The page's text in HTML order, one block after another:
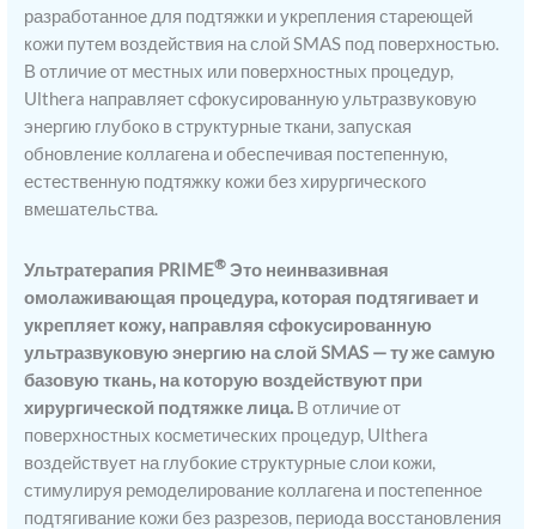
разработанное для подтяжки и укрепления стареющей
кожи путем воздействия на слой SMAS под поверхностью.
В отличие от местных или поверхностных процедур,
Ulthera направляет сфокусированную ультразвуковую
энергию глубоко в структурные ткани, запуская
обновление коллагена и обеспечивая постепенную,
естественную подтяжку кожи без хирургического
вмешательства.
Ультратерапия PRIME® Это неинвазивная
омолаживающая процедура, которая подтягивает и
укрепляет кожу, направляя сфокусированную
ультразвуковую энергию на слой SMAS — ту же самую
базовую ткань, на которую воздействуют при
хирургической подтяжке лица. В отличие от
поверхностных косметических процедур, Ulthera
воздействует на глубокие структурные слои кожи,
стимулируя ремоделирование коллагена и постепенное
подтягивание кожи без разрезов, периода восстановления